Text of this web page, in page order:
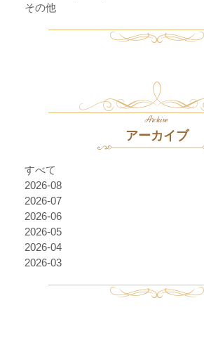
その他
Archive
アーカイブ
すべて
2026-08
2026-07
2026-06
2026-05
2026-04
2026-03